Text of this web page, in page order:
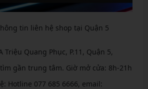
tin liên hệ shop tại Quận 5
Triệu Quang Phục, P.11, Quận 5,
tìm gần trung tâm. Giờ mở cửa: 8h-21h
Hotline 077 685 6666, email: